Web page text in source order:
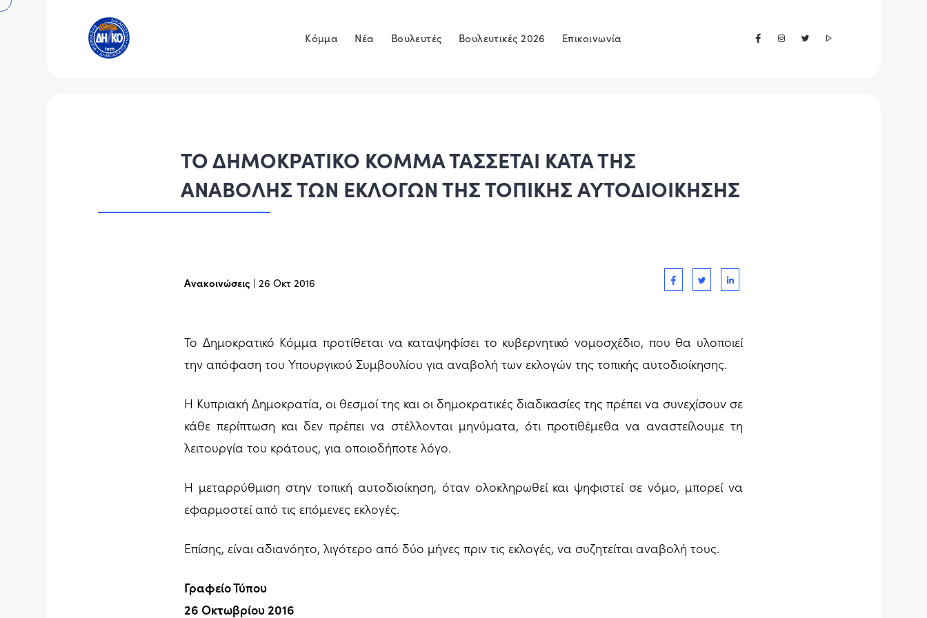
Κόμμα Νέα Βουλευτές Βουλευτικές 2026 Επικοινωνία
ΤΟ ΔΗΜΟΚΡΑΤΙΚΟ ΚΟΜΜΑ ΤΑΣΣΕΤΑΙ ΚΑΤΑ ΤΗΣ
ΑΝΑΒΟΛΗΣ ΤΩΝ ΕΚΛΟΓΩΝ ΤΗΣ ΤΟΠΙΚΗΣ ΑΥΤΟΔΙΟΙΚΗΣΗΣ
Ανακοινώσεις | 26 Οκτ 2016
Το Δημοκρατικό Κόμμα προτίθεται να καταψηφίσει το κυβερνητικό νομοσχέδιο, που θα υλοποιεί
την απόφαση του Υπουργικού Συμβουλίου για αναβολή των εκλογών της τοπικής αυτοδιοίκησης.
Η Κυπριακή Δημοκρατία, οι θεσμοί της και οι δημοκρατικές διαδικασίες της πρέπει να συνεχίσουν σε
κάθε περίπτωση και δεν πρέπει να στέλλονται μηνύματα, ότι προτιθέμεθα να αναστείλουμε τη
λειτουργία του κράτους, για οποιοδήποτε λόγο.
Η μεταρρύθμιση στην τοπική αυτοδιοίκηση, όταν ολοκληρωθεί και ψηφιστεί σε νόμο, μπορεί να
εφαρμοστεί από τις επόμενες εκλογές.
Επίσης, είναι αδιανόητο, λιγότερο από δύο μήνες πριν τις εκλογές, να συζητείται αναβολή τους.
Γραφείο Τύπου
26 Οκτωβρίου 2016